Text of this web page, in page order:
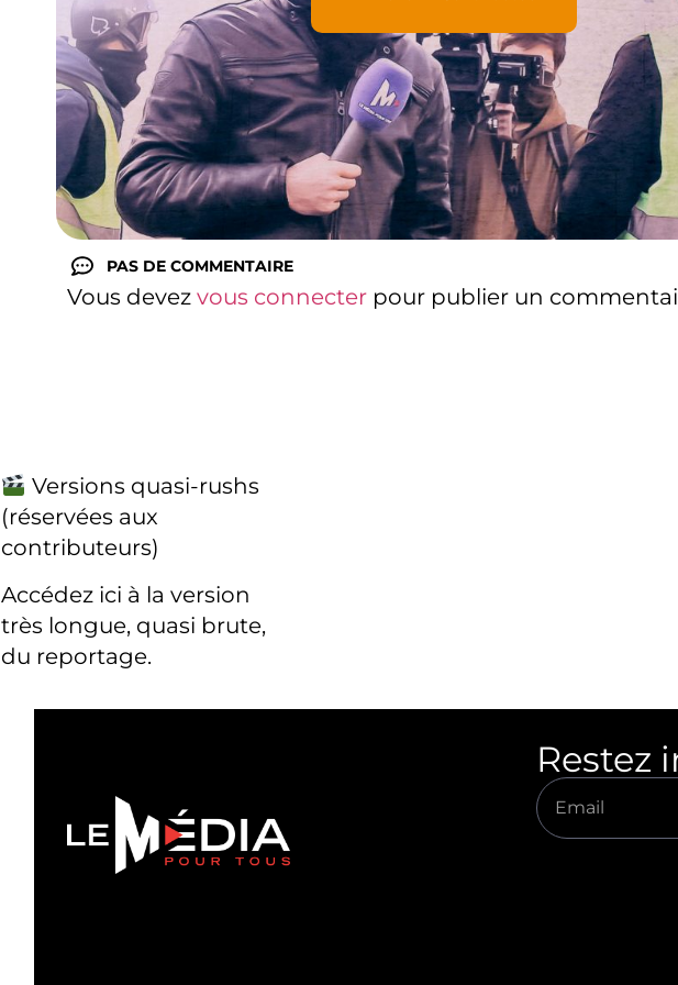
PAS DE COMMENTAIRE
Vous devez vous connecter pour publier un
Versions quasi-rushs
(réservées aux
contributeurs)
Accédez ici à la version
très longue, quasi brute,
du reportage.
Restez